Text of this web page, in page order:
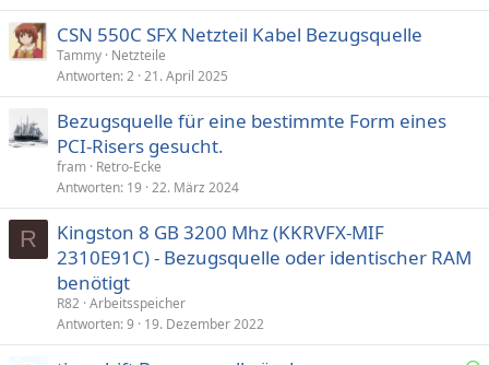
CSN 550C SFX Netzteil Kabel Bezugsquelle
Tammy Netzteile
Antworten 2 21. April 2025
Bezugsquelle für eine bestimmte Form eines
PCI-Risers gesucht.
fram Retro-Ecke
Antworten 19 22. März 2024
R
Kingston 8 GB 3200 Mhz (KKRVFX-MIF
2310E91C) - Bezugsquelle oder identischer RAM
benötigt
R82 Arbeitsspeicher
Antworten 9 19. Dezember 2022